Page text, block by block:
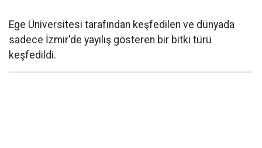
Ege Üniversitesi tarafından keşfedilen ve dünyada
sadece İzmir'de yayılış gösteren bir bitki türü
keşfedildi.